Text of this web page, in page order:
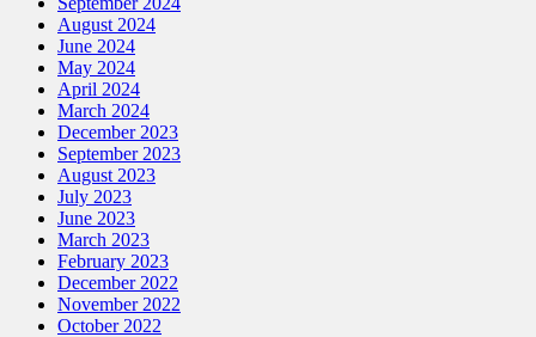
August 2024
June 2024
May 2024
April 2024
March 2024
December 2023
September 2023
August 2023
July 2023
June 2023
March 2023
February 2023
December 2022
November 2022
October 2022